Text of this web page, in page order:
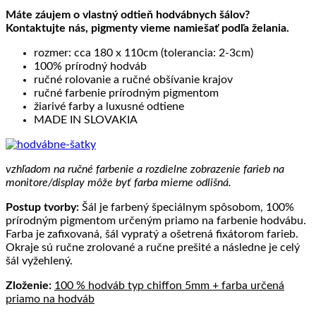
Máte záujem o vlastný odtieň hodvábnych šálov?
Kontaktujte nás, pigmenty vieme namiešať podľa želania.
rozmer: cca 180 x 110cm (tolerancia: 2-3cm)
100% prírodný hodváb
ručné rolovanie a ručné obšívanie krajov
ručné farbenie prírodným pigmentom
žiarivé farby a luxusné odtiene
MADE IN SLOVAKIA
vzhľadom na ručné farbenie a rozdielne zobrazenie farieb na
monitore/display môže byť farba mierne odlišná.
Postup tvorby: Šál je farbený špeciálnym spôsobom, 100%
prírodným pigmentom určeným priamo na farbenie hodvábu.
Farba je zafixovaná, šál vypratý a ošetrená fixátorom farieb.
Okraje sú ručne zrolované a ručne prešité a následne je celý
šál vyžehlený.
Zloženie: 100 % hodváb typ chiffon 5mm + farba určená
priamo na hodváb